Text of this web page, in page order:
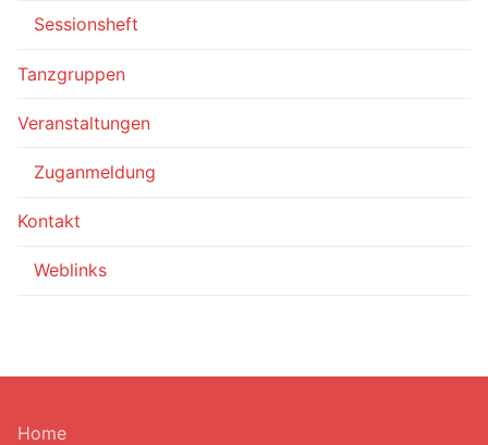
Sessionsheft
Tanzgruppen
Veranstaltungen
Zuganmeldung
Kontakt
Weblinks
Home